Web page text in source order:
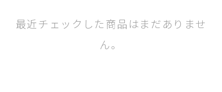
最近チェックした商品はまだありませ
ん。